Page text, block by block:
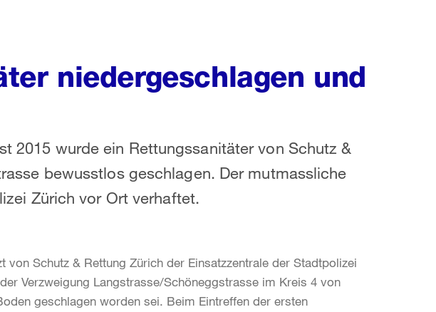
niedergeschlagen und
2015 wurde ein Rettungssanitäter von Schutz &
bewusstlos geschlagen. Der mutmassliche
Zürich vor Ort verhaftet.
von Schutz & Rettung Zürich der Einsatzzentrale der Stadtpolizei
Verzweigung Langstrasse/Schöneggstrasse im Kreis 4 von
geschlagen worden sei. Beim Eintreffen der ersten